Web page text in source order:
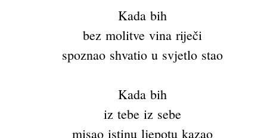
Kada bih
bez molitve vina riječi
spoznao shvatio u svjetlo stao
Kada bih
iz tebe iz sebe
misao istinu ljepotu kazao